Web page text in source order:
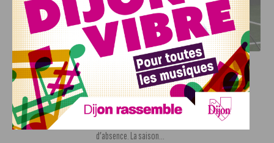
DFCO : RENCONTRE AVEC PIERRE-HENRI DEBALLON,
L’ARTISAN DE LA MONTÉE EN LIGUE 2
INFOS SPORT
DFCO : Rencontre avec Pierre-Henri
Deballon, l’artisan de la montée en
Ligue 2
7 AOÛT, 2026
Le DFCO est de retour en Ligue 2 après trois ans
d’absence. La saison...